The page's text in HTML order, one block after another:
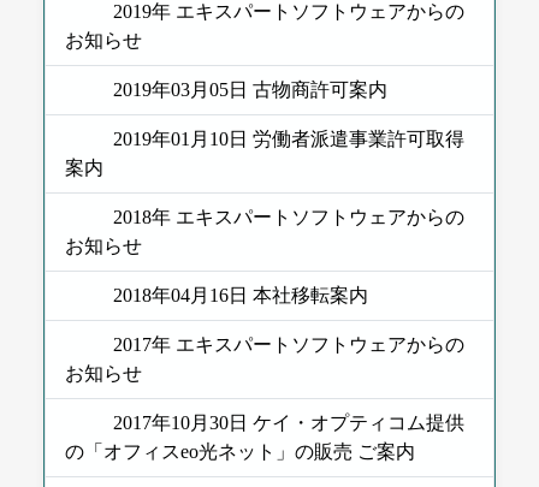
2019年 エキスパートソフトウェアからの
お知らせ
2019年03月05日 古物商許可案内
2019年01月10日 労働者派遣事業許可取得
案内
2018年 エキスパートソフトウェアからの
お知らせ
2018年04月16日 本社移転案内
2017年 エキスパートソフトウェアからの
お知らせ
2017年10月30日 ケイ・オプティコム提供
の「オフィスeo光ネット」の販売 ご案内